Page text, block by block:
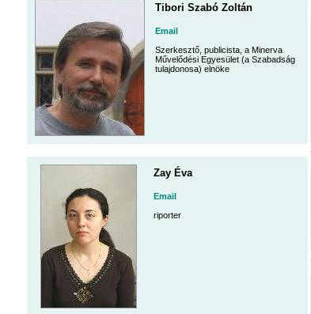
Tibori Szabó Zoltán
Email
Szerkesztő, publicista, a Minerva
Művelődési Egyesület (a Szabadság
tulajdonosa) elnöke
Zay Éva
Email
riporter